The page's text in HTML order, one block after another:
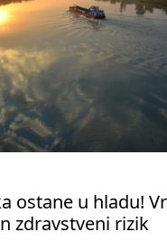
ostane u hladu!
zdravstveni rizik